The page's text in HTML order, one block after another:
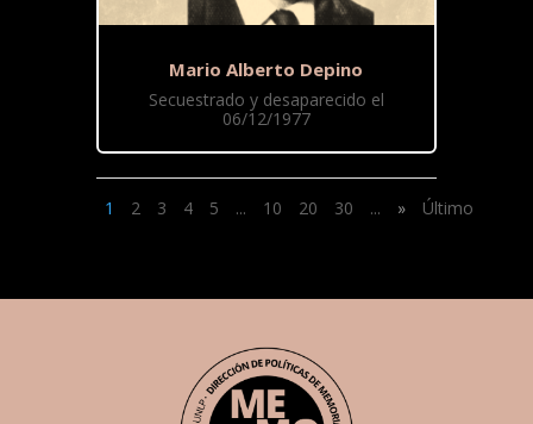
Mario Alberto Depino
Secuestrado y desaparecido el
06/12/1977
1 2 3 4 5 ... 10 20 30 ... » Último